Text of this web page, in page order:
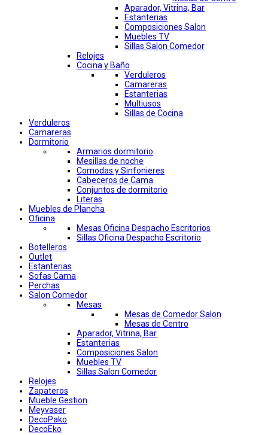
Aparador, Vitrina, Bar
Estanterias
Composiciones Salon
Muebles TV
Sillas Salon Comedor
Relojes
Cocina y Baño
Verduleros
Camareras
Estanterias
Multiusos
Sillas de Cocina
Verduleros
Camareras
Dormitorio
Armarios dormitorio
Mesillas de noche
Comodas y Sinfonieres
Cabeceros de Cama
Conjuntos de dormitorio
Literas
Muebles de Plancha
Oficina
Mesas Oficina Despacho Escritorios
Sillas Oficina Despacho Escritorio
Botelleros
Outlet
Estanterias
Sofas Cama
Perchas
Salon Comedor
Mesas
Mesas de Comedor Salon
Mesas de Centro
Aparador, Vitrina, Bar
Estanterias
Composiciones Salon
Muebles TV
Sillas Salon Comedor
Relojes
Zapateros
Mueble Gestion
Meyvaser
DecoPako
DecoEko